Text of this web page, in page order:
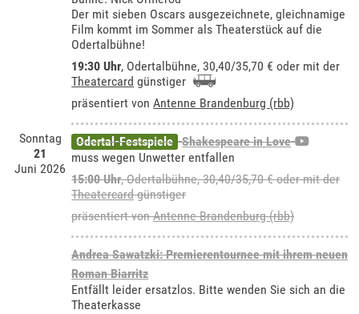
Der mit sieben Oscars ausgezeichnete, gleichnamige
Film kommt im Sommer als Theaterstück auf die
Odertalbühne!
19:30 Uhr, Odertalbühne, 30,40/35,70 € oder mit der
Theatercard günstiger
präsentiert vonAntenne Brandenburg (rbb)
Sonntag
21
Juni 2026
Odertal-Festspiele Shakespeare in Love
muss wegen Unwetter entfallen
15:00 Uhr,Odertalbühne, 30,40/35,70 € oder mit der
Theatercardgünstiger
präsentiert vonAntenne Brandenburg (rbb)
Andrea Sawatzki: Premierentournee mit ihrem neuen
Roman Biarritz
Entfällt leider ersatzlos. Bitte wenden Sie sich an die
Theaterkasse